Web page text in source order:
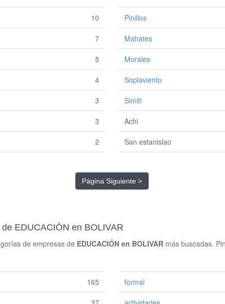
10
7
5
4
3
3
2
Pinillos
Mahates
Morales
Soplaviento
Simiti
Achi
San estanislao
Página Siguiente >
EDUCACIÓN en BOLIVAR
de empresas de EDUCACIÓN en BOLIVARmás buscadas.
165 formal